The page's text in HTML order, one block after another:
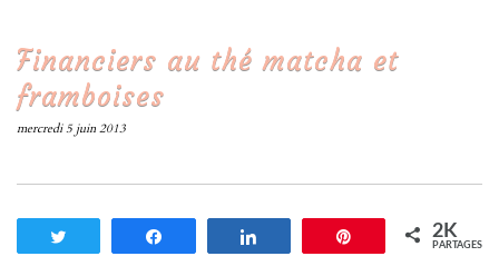
Financiers au thé matcha et
framboises
mercredi 5 juin 2013
Enregistrer2K
PARTAGES